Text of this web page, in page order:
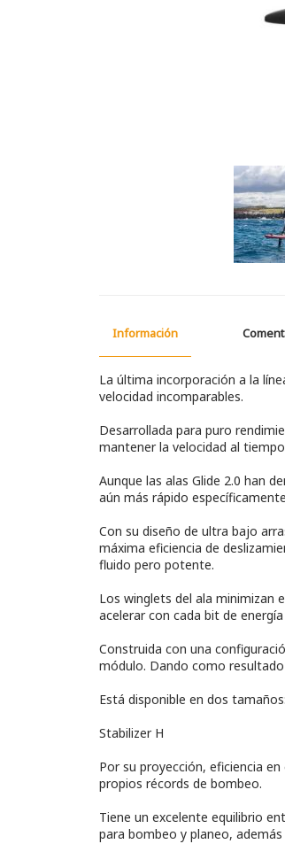
Información
La última incorporación a la
velocidad incomparables.
Desarrollada para puro
mantener la velocidad al
Aunque las alas Glide 2.0 han
aún más rápido
Con su diseño de ultra bajo
máxima eficiencia de
fluido pero potente.
Los winglets del ala minimizan
acelerar con cada bit de
Construida con una
módulo. Dando como
Está disponible en dos
Stabilizer H
Por su proyección, eficiencia
propios récords de bombeo.
Tiene un excelente equilibrio
para bombeo y planeo,